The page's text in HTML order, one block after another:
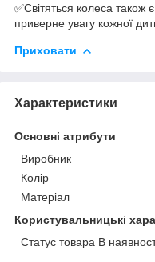
✅Світяться колеса
приверне увагу кожної
Приховати
Характеристики
Основні атрибути
Виробник
Колір
Матеріал
Користувальницькі
Статус товара В